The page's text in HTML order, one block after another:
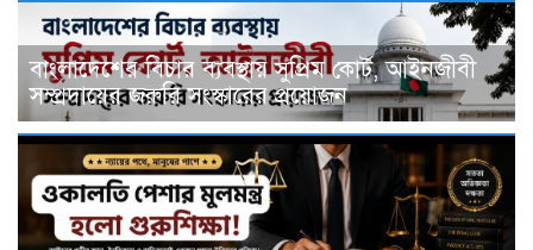
বাংলাদেশের বিচার ব্যবস্থায় সুপ্রিম কোর্ট, আইনজীবী
সম্প্রদায়ের জরুরি সংস্কারের প্রয়োজন